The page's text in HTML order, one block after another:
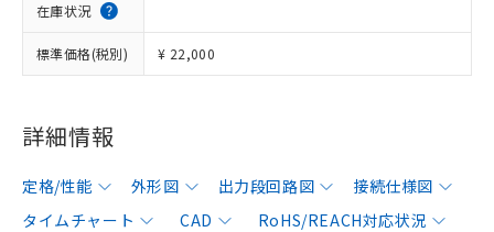
在庫状況
標準価格(税別) ¥ 22,000
詳細情報
定格/性能 外形図 出力段回路図
接続仕様図
タイムチャート
CAD
RoHS/REACH対応状況